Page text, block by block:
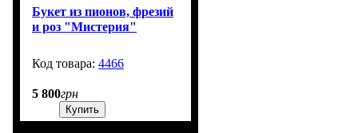
Букет из пионов, фрезий
и роз "Мистерия"
4466
5 800грн
Купить